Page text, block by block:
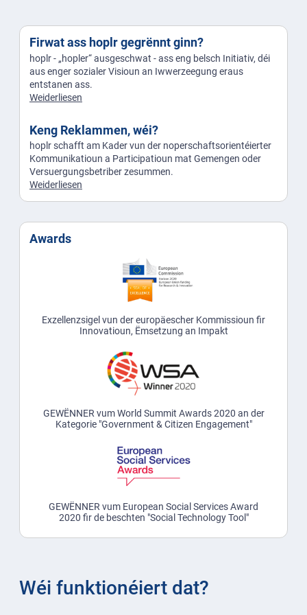
Firwat ass hoplr gegrënnt ginn?
hoplr - „hopler“ ausgeschwat - ass eng belsch Initiativ, déi
aus enger sozialer Visioun an Iwwerzeegung eraus
entstanen ass.
Weiderliesen
Keng Reklammen, wéi?
hoplr schafft am Kader vun der noperschaftsorientéierter
Kommunikatioun a Participatioun mat Gemengen oder
Versuergungsbetriber zesummen.
Weiderliesen
Awards
Exzellenzsigel vun der europäescher Kommissioun fir
Innovatioun, Ëmsetzung an Impakt
GEWËNNER vum World Summit Awards 2020 an der
Kategorie "Government & Citizen Engagement"
GEWËNNER vum European Social Services Award
2020 fir de beschten "Social Technology Tool"
Wéi funktionéiert dat?